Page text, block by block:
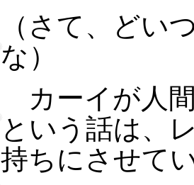
（さて、どい
な）
カーイが人
という話は、
持ちにさせて